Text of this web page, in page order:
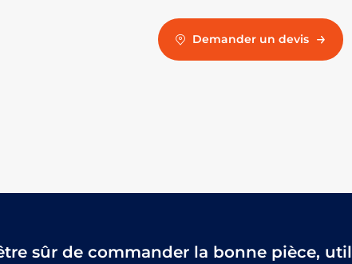
Demander un devis
sûr de commander la bonne pièce,